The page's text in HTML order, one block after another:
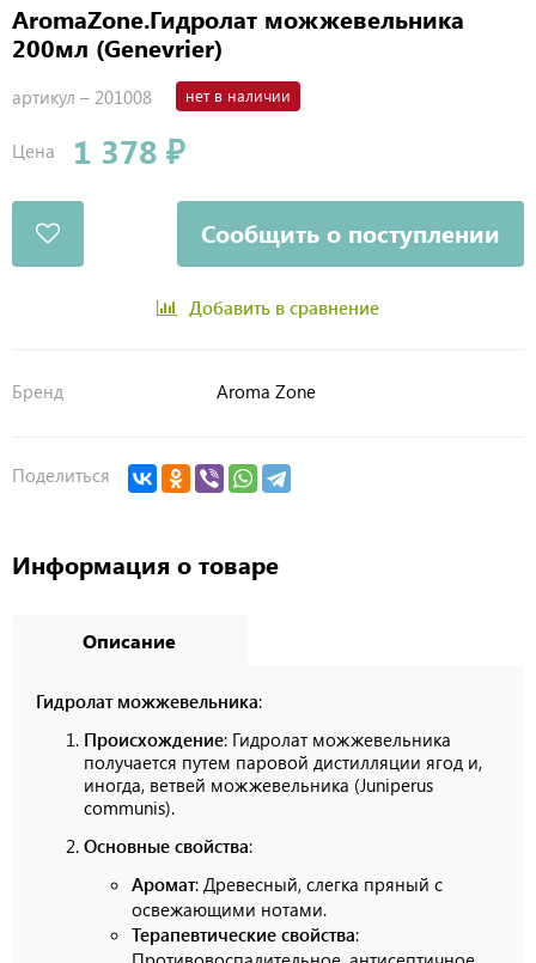
AromaZone.Гидролат можжевельника
200мл (Genevrier)
артикул – 201008 нет в наличии
Цена 1 378 ₽
Сообщить о поступлении
Добавить в сравнение
Бренд Aroma Zone
Поделиться
Информация о товаре
Описание
Гидролат можжевельника:
Происхождение: Гидролат можжевельника
получается путем паровой дистилляции ягод и,
иногда, ветвей можжевельника (Juniperus
communis).
Основные свойства:
Аромат: Древесный, слегка пряный с
освежающими нотами.
Терапевтические свойства: